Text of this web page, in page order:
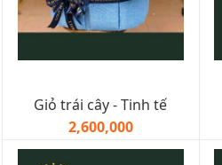
Giỏ trái cây - Tinh tế
2,600,000